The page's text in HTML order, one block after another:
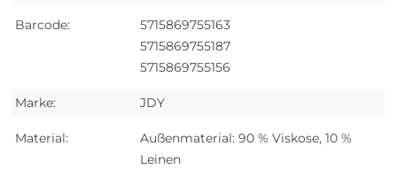
Barcode:
5715869755163
5715869755187
5715869755156
Marke: JDY
Material:
Außenmaterial: 90 % Viskose, 10 %
Leinen